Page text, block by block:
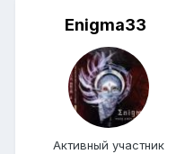
Enigma33
Активный участник